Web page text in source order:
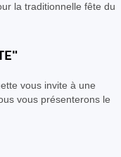
la traditionnelle fête du
vous invite à une
vous présenterons le